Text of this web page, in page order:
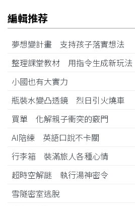
編輯推荐
夢想變計畫 支持孩子落實想法
整理課堂教材 用指令生成新玩法
小國也有大實力
瓶裝水變凸透鏡 烈日引火燒車
買單 化解親子衝突的竅門
AI陪練 英語口說不卡關
行李箱 裝滿旅人各種心情
超時空解謎 執行湯神密令
雪隧密室逃脫